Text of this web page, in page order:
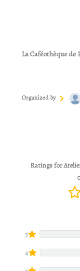
La Caféothèque de
Organized by
Ratings for
5
4